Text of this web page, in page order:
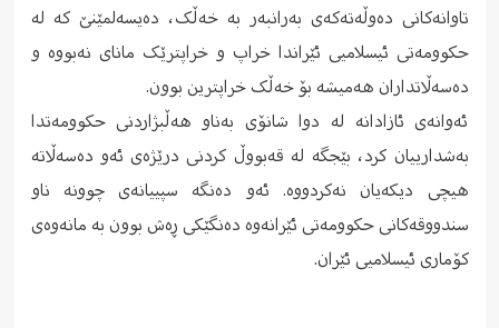
تاوانەکانی دەوڵەتەکەی بەرانبەر بە خەڵک، دەیسەلمێنێ کە لە
حکوومەتی ئیسلامیی ئێراندا خراپ و خراپترێک مانای نەبووە و
دەسەڵاتداران هەمیشە بۆ خەڵک خراپترین بوون.
ئەوانەی ئازادانە لە دوا شانۆی بەناو هەڵبژاردنی حکوومەتدا
بەشدارییان کرد، بێجگە لە قەبووڵ کردنی درێژەی ئەو دەسەڵاتە
هیچی دیکەیان نەکردووە. ئەو دەنگە سپییانەی چوونە ناو
سندووقەکانی حکوومەتی ئێرانەوە دەنگێکی ڕەش بوون بە مانەوەی
کۆماری ئیسلامیی ئێران.